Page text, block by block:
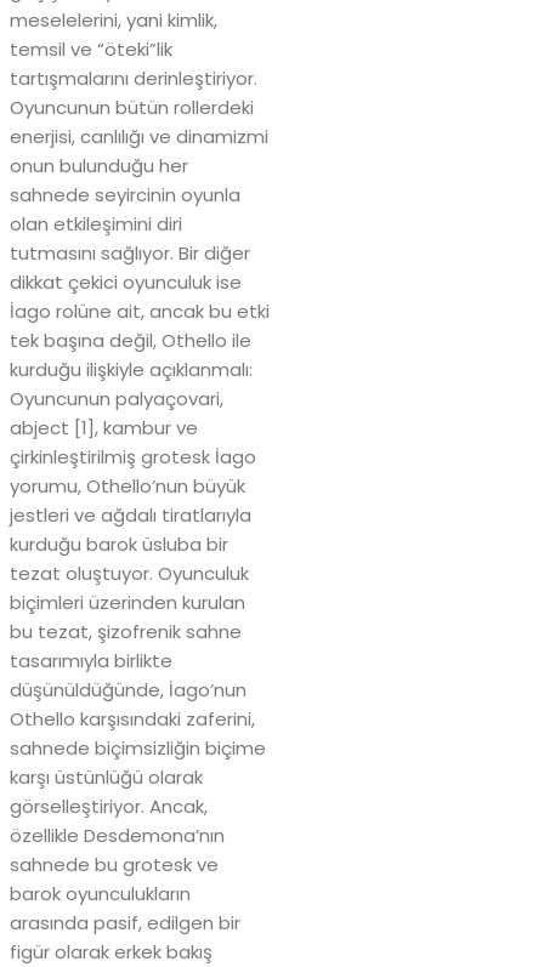
meselelerini, yani kimlik,
temsil ve “öteki”lik
tartışmalarını derinleştiriyor.
Oyuncunun bütün rollerdeki
enerjisi, canlılığı ve dinamizmi
onun bulunduğu her
sahnede seyircinin oyunla
olan etkileşimini diri
tutmasını sağlıyor. Bir diğer
dikkat çekici oyunculuk ise
İago rolüne ait, ancak bu etki
tek başına değil, Othello ile
kurduğu ilişkiyle açıklanmalı:
Oyuncunun palyaçovari,
abject [1], kambur ve
çirkinleştirilmiş grotesk İago
yorumu, Othello’nun büyük
jestleri ve ağdalı tiratlarıyla
kurduğu barok üsluba bir
tezat oluştuyor. Oyunculuk
biçimleri üzerinden kurulan
bu tezat, şizofrenik sahne
tasarımıyla birlikte
düşünüldüğünde, İago’nun
Othello karşısındaki zaferini,
sahnede biçimsizliğin biçime
karşı üstünlüğü olarak
görselleştiriyor. Ancak,
özellikle Desdemona’nın
sahnede bu grotesk ve
barok oyunculukların
arasında pasif, edilgen bir
figür olarak erkek bakış